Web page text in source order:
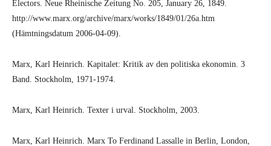
Electors. Neue Rheinische Zeitung No. 205, January 26, 1849.
http://www.marx.org/archive/marx/works/1849/01/26a.htm
(Hämtningsdatum 2006-04-09).
Marx, Karl Heinrich. Kapitalet: Kritik av den politiska ekonomin. 3
Band. Stockholm, 1971-1974.
Marx, Karl Heinrich. Texter i urval. Stockholm, 2003.
Marx, Karl Heinrich. Marx To Ferdinand Lassalle in Berlin, London,